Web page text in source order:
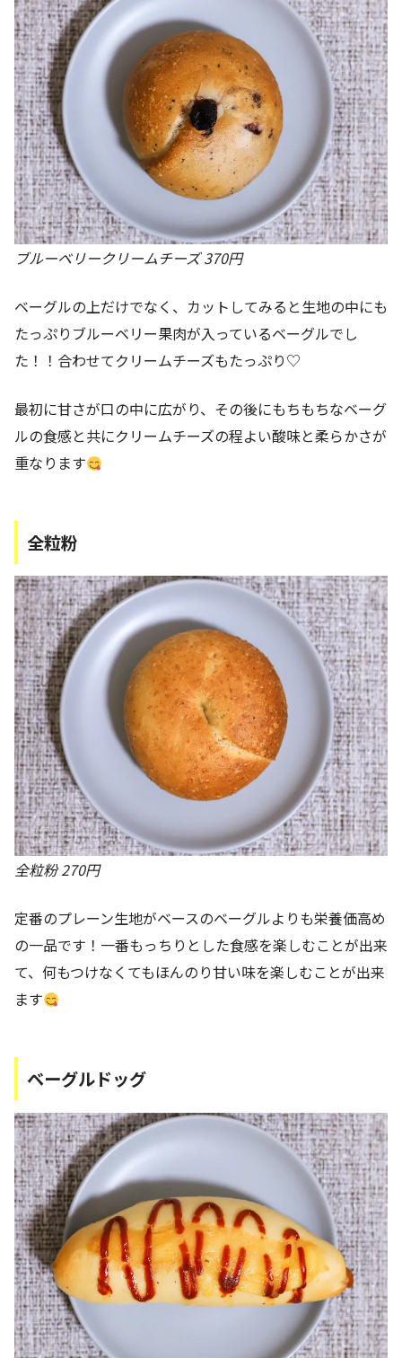
ブルーベリークリームチーズ 370円
ベーグルの上だけでなく、カットしてみると生地の中にも
たっぷりブルーベリー果肉が入っているベーグルでし
た！！合わせてクリームチーズもたっぷり♡
最初に甘さが口の中に広がり、その後にもちもちなベーグ
ルの食感と共にクリームチーズの程よい酸味と柔らかさが
重なります
全粒粉
全粒粉 270円
定番のプレーン生地がベースのベーグルよりも栄養価高め
の一品です！一番もっちりとした食感を楽しむことが出来
て、何もつけなくてもほんのり甘い味を楽しむことが出来
ます
ベーグルドッグ